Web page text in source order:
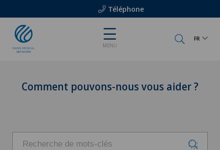
Téléphone
MENU
FR
Comment pouvons-nous vous aider ?